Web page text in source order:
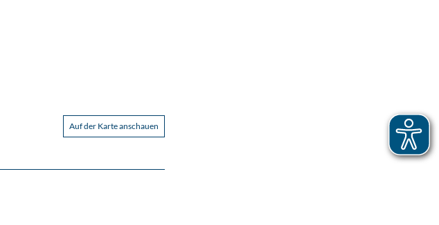
Auf der Karte anschauen